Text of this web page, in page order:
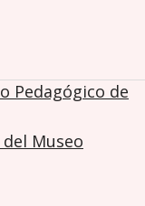
Pedagógico de
Museo